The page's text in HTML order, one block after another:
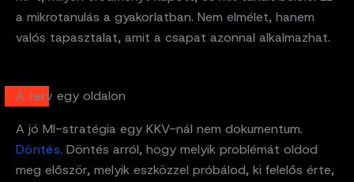
a mikrotanulás a gyakorlatban. Nem elmélet, hanem
valós tapasztalat, amit a csapat azonnal alkalmazhat.
A terv egy oldalon
A jó MI-stratégia egy KKV-nál nem dokumentum.
Döntés. Döntés arról, hogy melyik problémát oldod
meg először, melyik eszközzel próbálod, ki felelős érte,